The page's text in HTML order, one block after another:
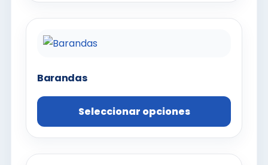
Barandas
Seleccionar opciones